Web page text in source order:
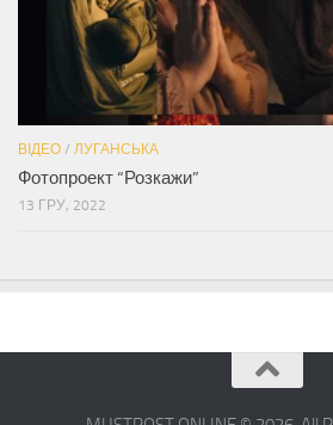
ВІДЕО / ЛУГАНСЬКА
Фотопроект “Розкажи”
13 ГРУ, 2022